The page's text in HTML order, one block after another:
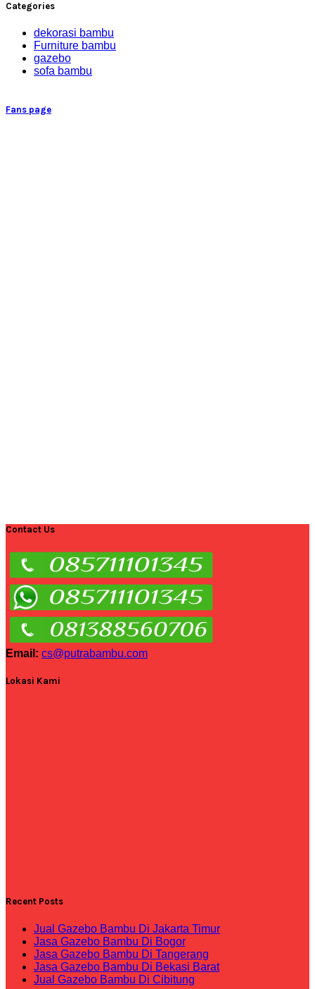
Categories
dekorasi bambu
Furniture bambu
gazebo
sofa bambu
Fans page
Contact Us
Email: cs@putrabambu.com
Lokasi Kami
Recent Posts
Jual Gazebo Bambu Di Jakarta Timur
Jasa Gazebo Bambu Di Bogor
Jasa Gazebo Bambu Di Tangerang
Jasa Gazebo Bambu Di Bekasi Barat
Jual Gazebo Bambu Di Cibitung